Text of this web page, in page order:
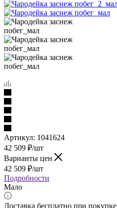
Артикул: 1041624
42 509 ₽/шт
Варианты цен
42 509 ₽/шт
Подробности
Мало
Доставка бесплатно при покупке